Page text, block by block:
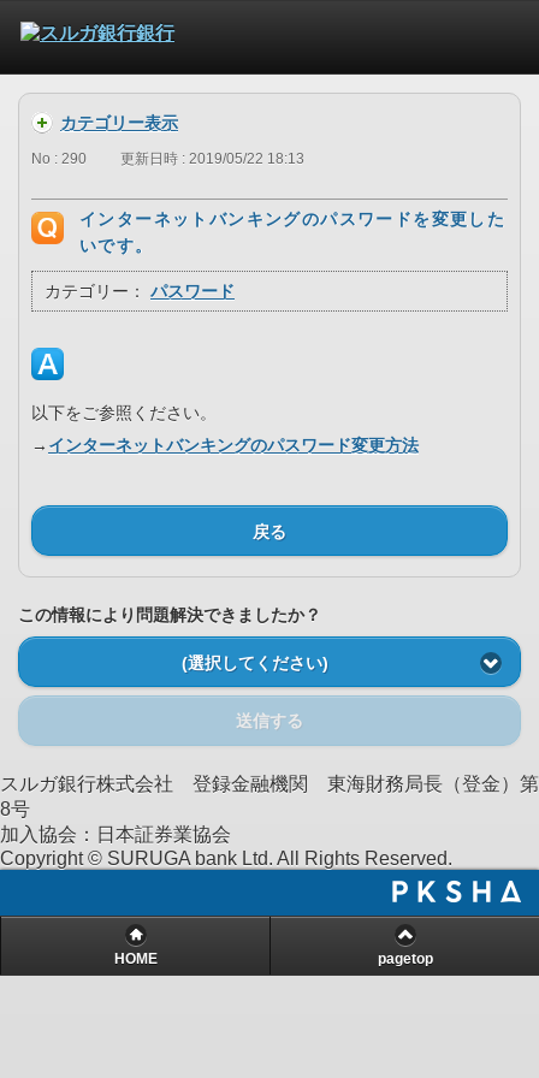
カテゴリー表示
No : 290 更新日時 : 2019/05/22 18:13
インターネットバンキングのパスワードを変更した
いです。
カテゴリー： パスワード
以下をご参照ください。
→ インターネットバンキングのパスワード変更方法
戻る
この情報により問題解決できましたか？
(選択してください)
送信する
スルガ銀行株式会社 登録金融機関 東海財務局長（登金）第
8号
加入協会：日本証券業協会
Copyright © SURUGA bank Ltd. All Rights Reserved.
HOME pagetop